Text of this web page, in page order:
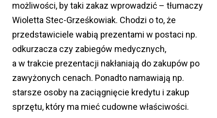
możliwości, by taki zakaz wprowadzić – tłumaczy
Wioletta Stec-Grześkowiak. Chodzi o to, że
przedstawiciele wabią prezentami w postaci np.
odkurzacza czy zabiegów medycznych,
a w trakcie prezentacji nakłaniają do zakupów po
zawyżonych cenach. Ponadto namawiają np.
starsze osoby na zaciągnięcie kredytu i zakup
sprzętu, który ma mieć cudowne właściwości.